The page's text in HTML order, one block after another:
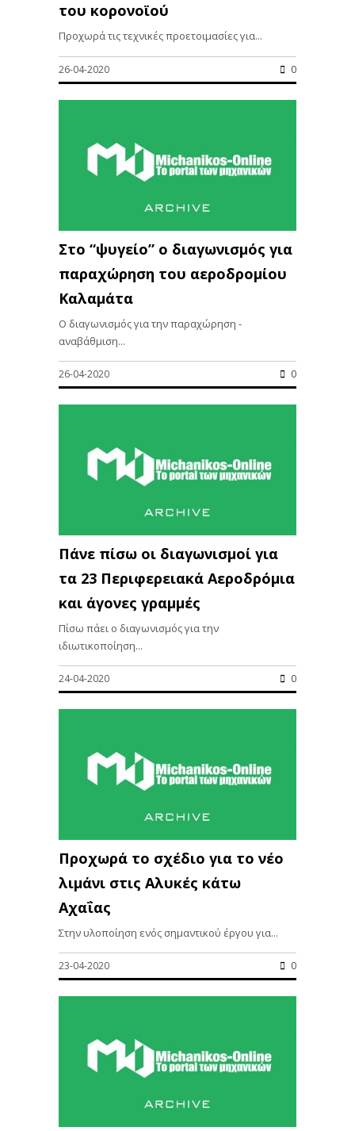
του κορονοϊού
Προχωρά τις τεχνικές προετοιμασίες για...
26-04-2020 0
Στο “ψυγείο” ο διαγωνισμός για
παραχώρηση του αεροδρομίου
Καλαμάτα
Ο διαγωνισμός για την παραχώρηση -
αναβάθμιση...
26-04-2020 0
Πάνε πίσω οι διαγωνισμοί για
τα 23 Περιφερειακά Αεροδρόμια
και άγονες γραμμές
Πίσω πάει ο διαγωνισμός για την
ιδιωτικοποίηση...
24-04-2020 0
Προχωρά το σχέδιο για το νέο
λιμάνι στις Αλυκές κάτω
Αχαΐας
Στην υλοποίηση ενός σημαντικού έργου για...
23-04-2020 0